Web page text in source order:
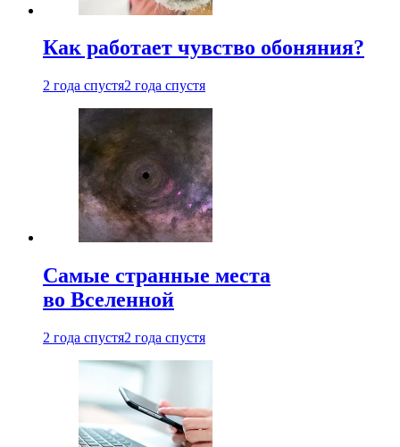
Как работает чувство обоняния?
2 года спустя2 года спустя
Самые странные места
во Вселенной
2 года спустя2 года спустя